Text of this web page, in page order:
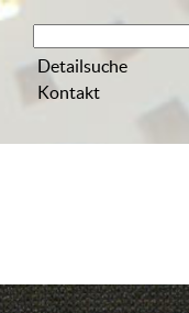
Detailsuche
Kontakt